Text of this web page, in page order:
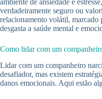
ambiente de ansiedade e
verdadeiramente seguro ou
relacionamento volátil, marcado
desgasta a saúde mental e
Como lidar com um
Lidar com um companheiro
desafiador, mas existem
danos emocionais. Aqui estão